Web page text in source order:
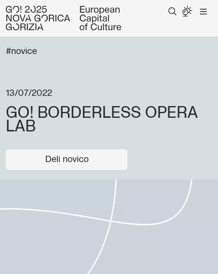
#novice
13/07/2022
GO! BORDERLESS OPERA
LAB
Deli novico